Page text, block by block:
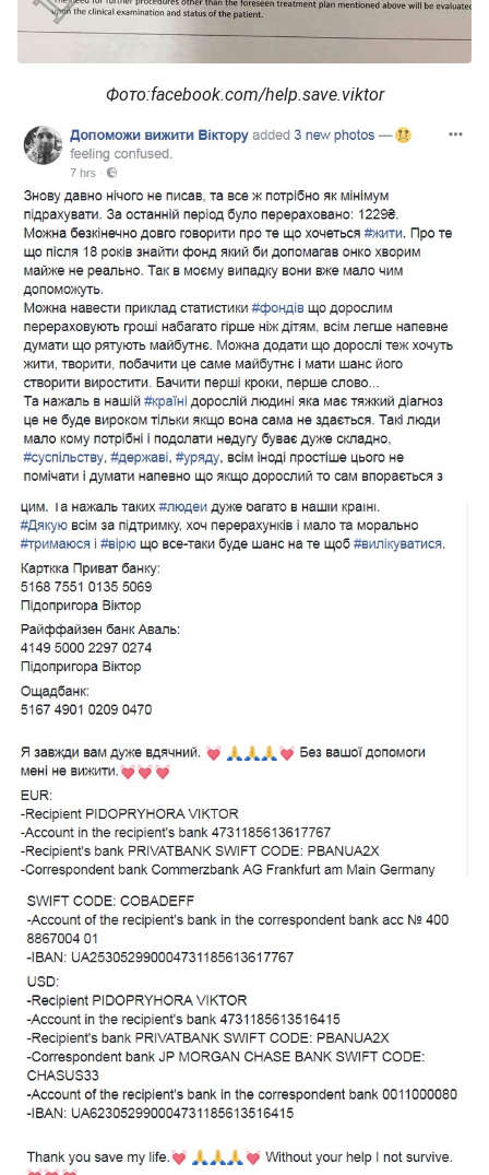
Фото:facebook.com/help.save.viktor